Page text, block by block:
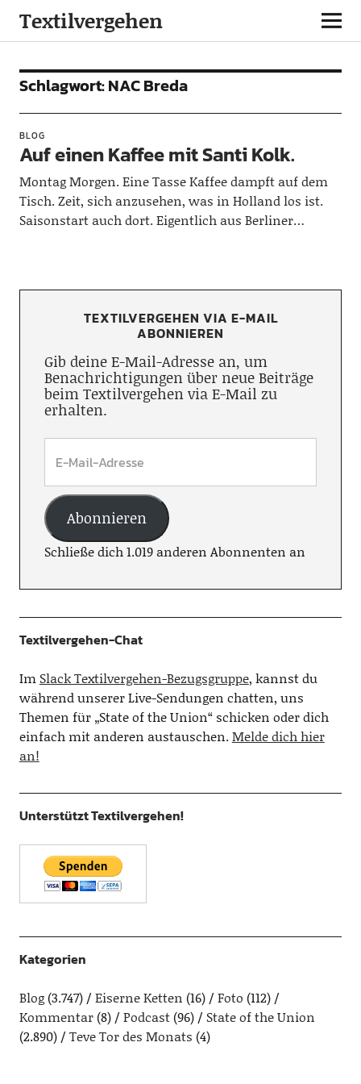
Textilvergehen
Schlagwort:NAC Breda
BLOG
Auf einen Kaffee mit Santi Kolk.
Montag Morgen. Eine Tasse Kaffee dampft auf dem
Tisch. Zeit, sich anzusehen, was in Holland los ist.
Saisonstart auch dort. Eigentlich aus Berliner…
TEXTILVERGEHEN VIA E-MAIL
ABONNIEREN
Gib deine E-Mail-Adresse an, um
Benachrichtigungen über neue Beiträge
beim Textilvergehen via E-Mail zu
erhalten.
Abonnieren
Schließe dich 1.019 anderen Abonnenten an
Textilvergehen-Chat
Im Slack Textilvergehen-Bezugsgruppe, kannst du
während unserer Live-Sendungen chatten, uns
Themen für „State of the Union“ schicken oder dich
einfach mit anderen austauschen.Melde dich hier
an!
Unterstützt Textilvergehen!
Kategorien
Blog(3.747) Eiserne Ketten (16) Foto (112)
Kommentar(8) Podcast(96)
State of the Union
(2.890)
Teve Tor des Monats (4)